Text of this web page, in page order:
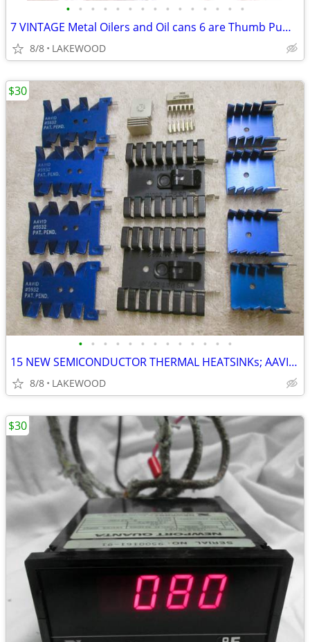
• • • • • • • • • • • • • • •
7 VINTAGE Metal Oilers and Oil cans 6 are Thumb Pump. Lubrication
8/8 LAKEWOOD
• • • • • • • • • • • • •
15 NEW SEMICONDUCTOR THERMAL HEATSINKs; AAVID: SEE LIST!
8/8 LAKEWOOD
$30
$30